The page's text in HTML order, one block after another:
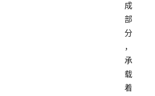
成
部
分
，
承
载
着